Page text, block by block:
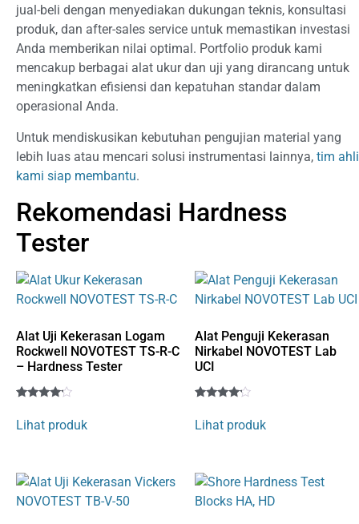
jual-beli dengan menyediakan dukungan teknis, konsultasi
produk, dan after-sales service untuk memastikan investasi
Anda memberikan nilai optimal. Portfolio produk kami
mencakup berbagai alat ukur dan uji yang dirancang untuk
meningkatkan efisiensi dan kepatuhan standar dalam
operasional Anda.
Untuk mendiskusikan kebutuhan pengujian material yang
lebih luas atau mencari solusi instrumentasi lainnya, tim ahli
kami siap membantu.
Rekomendasi Hardness
Tester
Alat Uji Kekerasan Logam
Rockwell NOVOTEST TS-R-C
– Hardness Tester
4
out of 5
Lihat produk
Alat Penguji Kekerasan
Nirkabel NOVOTEST Lab
UCI
4
out of 5
Lihat produk